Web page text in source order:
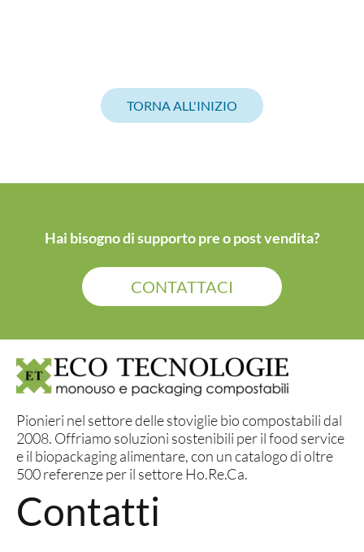
TORNA ALL'INIZIO
Hai bisogno di supporto pre o post vendita?
CONTATTACI
Pionieri nel settore delle stoviglie bio compostabili dal
2008. Offriamo soluzioni sostenibili per il food service
e il biopackaging alimentare, con un catalogo di oltre
500 referenze per il settore Ho.Re.Ca.
Contatti